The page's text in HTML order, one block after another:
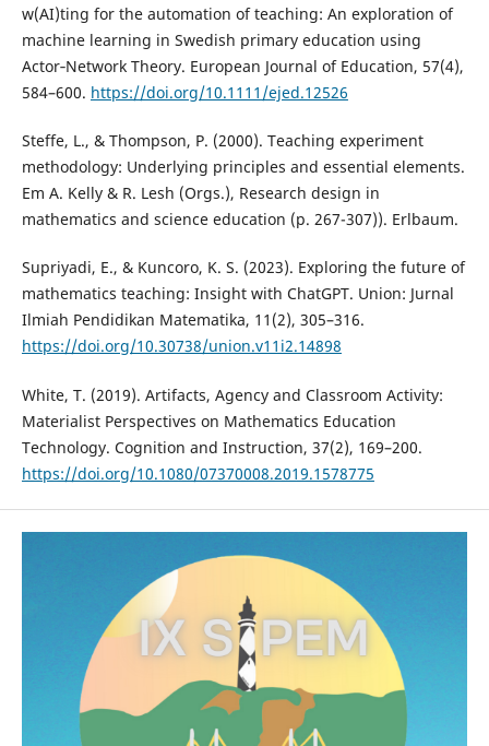
w(AI)ting for the automation of teaching: An exploration of
machine learning in Swedish primary education using
Actor‐Network Theory. European Journal of Education, 57(4),
584–600. https://doi.org/10.1111/ejed.12526
Steffe, L., & Thompson, P. (2000). Teaching experiment
methodology: Underlying principles and essential elements.
Em A. Kelly & R. Lesh (Orgs.), Research design in
mathematics and science education (p. 267-307)). Erlbaum.
Supriyadi, E., & Kuncoro, K. S. (2023). Exploring the future of
mathematics teaching: Insight with ChatGPT. Union: Jurnal
Ilmiah Pendidikan Matematika, 11(2), 305–316.
https://doi.org/10.30738/union.v11i2.14898
White, T. (2019). Artifacts, Agency and Classroom Activity:
Materialist Perspectives on Mathematics Education
Technology. Cognition and Instruction, 37(2), 169–200.
https://doi.org/10.1080/07370008.2019.1578775